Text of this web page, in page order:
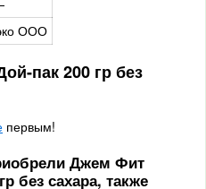
ООО
пак 200 гр без
первым!
Джем Фит
без сахара, также